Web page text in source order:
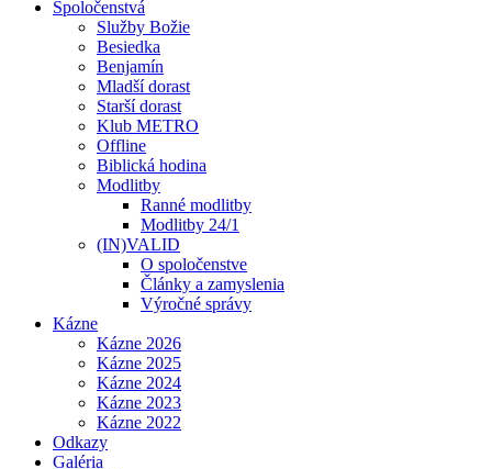
Spoločenstvá
Služby Božie
Besiedka
Benjamín
Mladší dorast
Starší dorast
Klub METRO
Offline
Biblická hodina
Modlitby
Ranné modlitby
Modlitby 24/1
(IN)VALID
O spoločenstve
Články a zamyslenia
Výročné správy
Kázne
Kázne 2026
Kázne 2025
Kázne 2024
Kázne 2023
Kázne 2022
Odkazy
Galéria